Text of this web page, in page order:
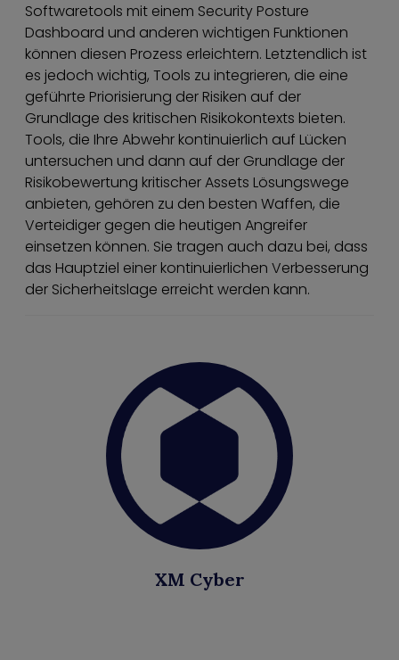
Softwaretools mit einem Security Posture
Dashboard und anderen wichtigen Funktionen
können diesen Prozess erleichtern. Letztendlich ist
es jedoch wichtig, Tools zu integrieren, die eine
geführte Priorisierung der Risiken auf der
Grundlage des kritischen Risikokontexts bieten.
Tools, die Ihre Abwehr kontinuierlich auf Lücken
untersuchen und dann auf der Grundlage der
Risikobewertung kritischer Assets Lösungswege
anbieten, gehören zu den besten Waffen, die
Verteidiger gegen die heutigen Angreifer
einsetzen können. Sie tragen auch dazu bei, dass
das Hauptziel einer kontinuierlichen Verbesserung
der Sicherheitslage erreicht werden kann.
XM Cyber